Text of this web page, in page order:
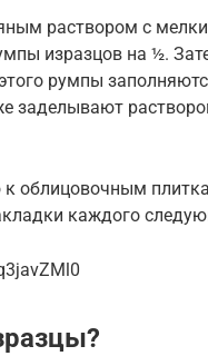
раствором с
изразцов на ½.
румпы
заделывают
облицовочным
каждого